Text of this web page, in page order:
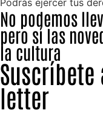
Podrás ejercer tus
No podemos
pero sí las
la cultura
Suscríbete
letter